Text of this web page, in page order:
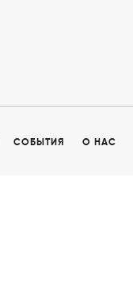
СОБЫТИЯ О НАС